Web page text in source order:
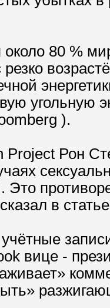
80 %
угольную
).
Project Рон
в
учётные
вице -